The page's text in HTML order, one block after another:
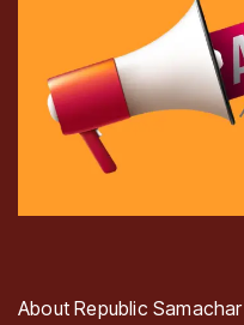
About Republic Samachar